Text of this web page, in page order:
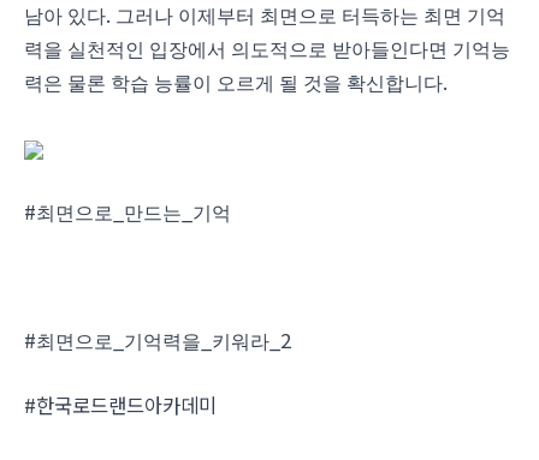
남아 있다. 그러나 이제부터 최면으로 터득하는 최면 기억
력을 실천적인 입장에서 의도적으로 받아들인다면 기억능
력은 물론 학습 능률이 오르게 될 것을 확신합니다.
#최면으로 만드는 기억
#최면으로 기억력을 키워라 _2
#한국로드랜드아카데미